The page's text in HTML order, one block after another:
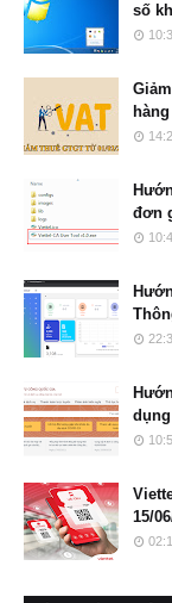
số
đơn
15/